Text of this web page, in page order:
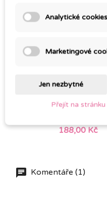
188,00 Kč
Komentáře (1)
Analytické cookies
Marketingové
Jen nezbytné
Přejít na